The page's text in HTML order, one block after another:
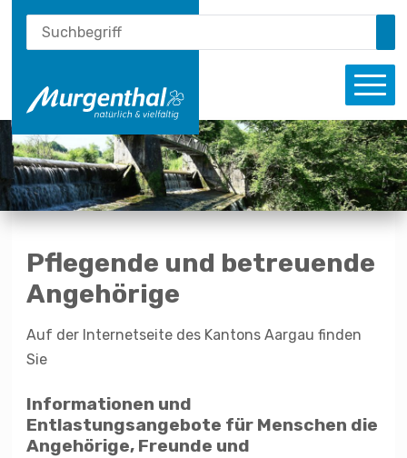
Navigieren in Murgenthal
Schnellnavigation
Suche
Suchbegriff
Pflegende und betreuende
Angehörige
Auf der Internetseite des Kantons Aargau finden
Sie
Informationen und
Entlastungsangebote für Menschen die
Angehörige, Freunde und